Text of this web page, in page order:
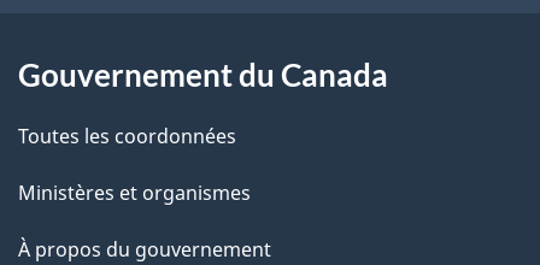
a
g
e
a
t
i
n
Gouvernement du Canada
Toutes les coordonnées
Ministères et organismes
À propos du gouvernement